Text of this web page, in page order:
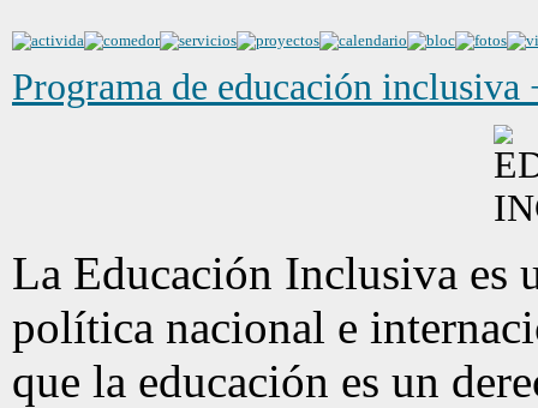
Programa de educación inclusiva
La Educación Inclusiva es
política nacional e
que la educación es un